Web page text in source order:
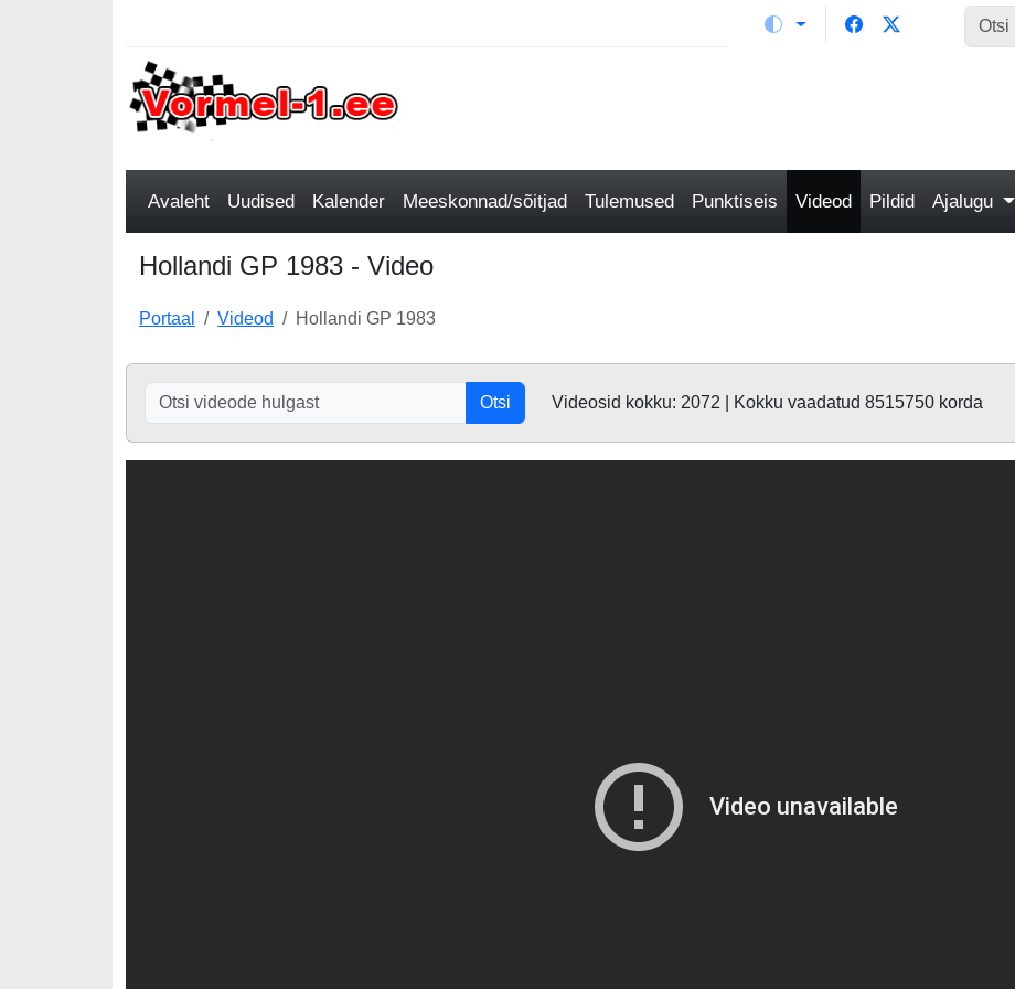
Avaleht Uudised Kalender Meeskonnad/sõitjad Tulemused Punktiseis Videod Pildid Ajalugu
Hollandi GP 1983 - Video
Portaal Videod Hollandi GP 1983
Otsi Videosid kokku: 2072 | Kokku vaadatud 8515750 korda